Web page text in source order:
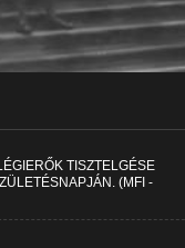
TISZTELGÉSE
(MFI -